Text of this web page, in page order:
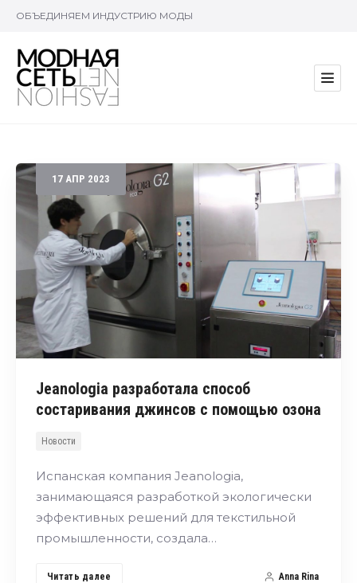
ОБЪЕДИНЯЕМ ИНДУСТРИЮ МОДЫ
17 АПР 2023
Jeanologia разработала способ
состаривания джинсов с помощью озона
Новости
Испанская компания Jeanologia,
занимающаяся разработкой экологически
эффективных решений для текстильной
промышленности, создала…
Читать далее Anna Rina